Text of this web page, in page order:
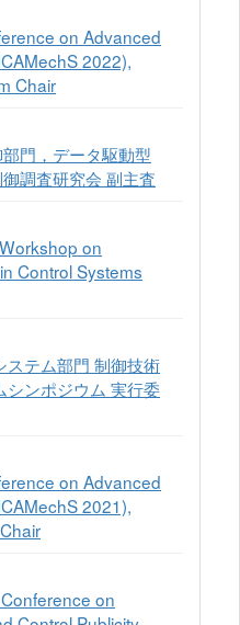
on Advanced
2022),
Chair
門，データ駆動型
調査研究会 副主査
on
Control Systems
ステム部門 制御技術
シンポジウム 実行委
on Advanced
2021),
on